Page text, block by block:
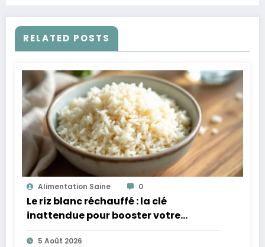
RELATED POSTS
Alimentation Saine 0
Le riz blanc réchauffé : la clé
inattendue pour booster votre
microbiote
5 Août 2026